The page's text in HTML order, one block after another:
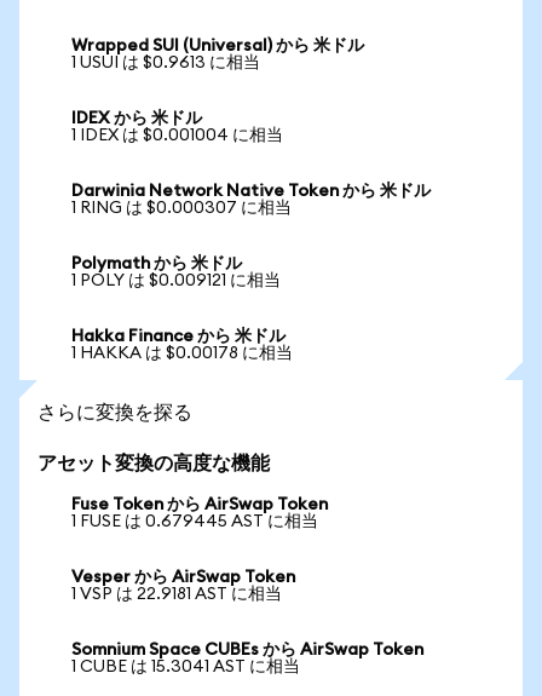
Wrapped SUI (Universal) から 米ドル
1 USUI は $0.9613 に相当
IDEX から 米ドル
1 IDEX は $0.001004 に相当
Darwinia Network Native Token から 米ドル
1 RING は $0.000307 に相当
Polymath から 米ドル
1 POLY は $0.009121 に相当
Hakka Finance から 米ドル
1 HAKKA は $0.00178 に相当
さらに変換を探る
アセット変換の高度な機能
Fuse Token から AirSwap Token
1 FUSE は 0.679445 AST に相当
Vesper から AirSwap Token
1 VSP は 22.9181 AST に相当
Somnium Space CUBEs から AirSwap Token
1 CUBE は 15.3041 AST に相当